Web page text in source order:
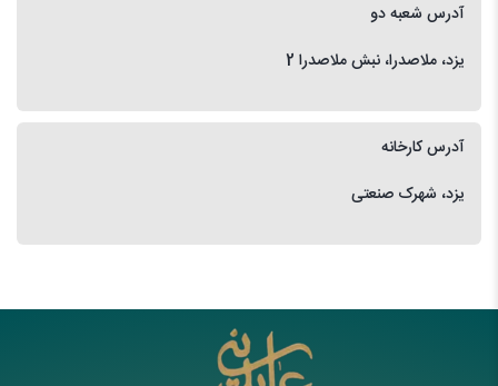
آدرس شعبه دو
یزد، ملاصدرا، نبش ملاصدرا 2
آدرس کارخانه
یزد، شهرک صنعتی